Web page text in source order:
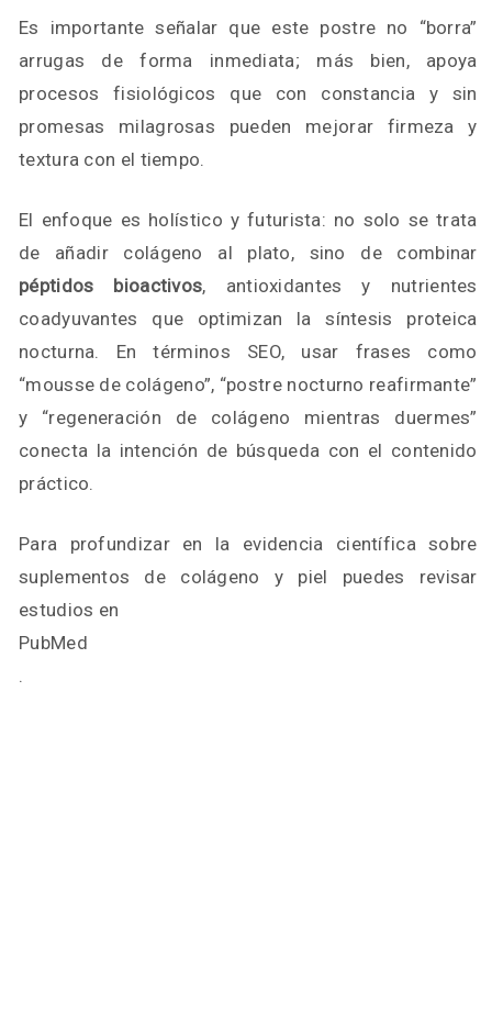
Es importante señalar que este postre no “borra”
arrugas de forma inmediata; más bien, apoya
procesos fisiológicos que con constancia y sin
promesas milagrosas pueden mejorar firmeza y
textura con el tiempo.
El enfoque es holístico y futurista: no solo se trata
de añadir colágeno al plato, sino de combinar
péptidos bioactivos, antioxidantes y nutrientes
coadyuvantes que optimizan la síntesis proteica
nocturna. En términos SEO, usar frases como
“mousse de colágeno”, “postre nocturno reafirmante”
y “regeneración de colágeno mientras duermes”
conecta la intención de búsqueda con el contenido
práctico.
Para profundizar en la evidencia científica sobre
suplementos de colágeno y piel puedes revisar
estudios en
PubMed
.